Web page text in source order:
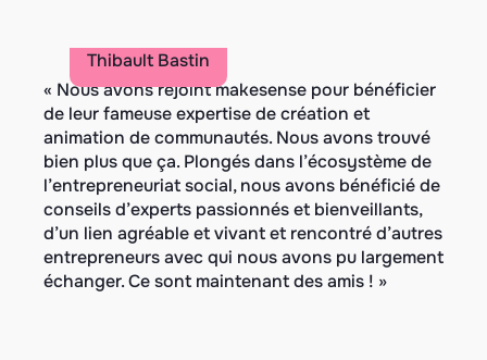
Thibault Bastin
« Nous avons rejoint makesense pour bénéficier
de leur fameuse expertise de création et
animation de communautés. Nous avons trouvé
bien plus que ça. Plongés dans l’écosystème de
l’entrepreneuriat social, nous avons bénéficié de
conseils d’experts passionnés et bienveillants,
d’un lien agréable et vivant et rencontré d’autres
entrepreneurs avec qui nous avons pu largement
échanger. Ce sont maintenant des amis ! »